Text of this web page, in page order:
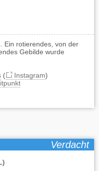
Ein rotierendes, von der
Gebilde wurde
( Instagram)
Verdacht